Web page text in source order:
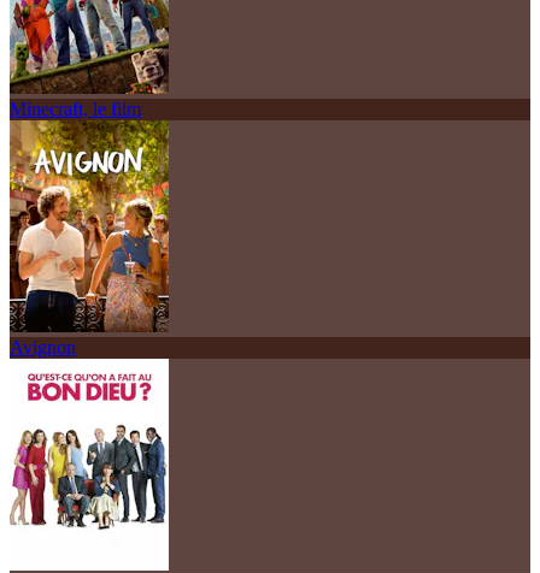
Minecraft, le film
Avignon